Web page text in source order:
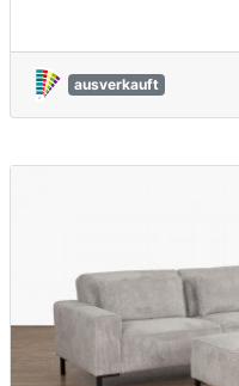
ausverkauft